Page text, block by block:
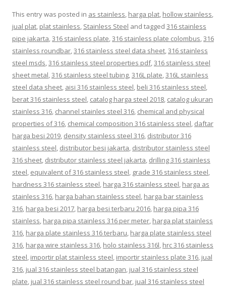
This entry was posted in as stainless, harga plat, hollow stainless,
jual plat, plat stainless, Stainless Steel and tagged 316 stainless
pipe jakarta,316 stainless plate,316 stainless plate colombus,316
stainless roundbar,316 stainless steel data sheet,316 stainless
steel msds,316 stainless steel properties pdf,316 stainless steel
sheet metal,316 stainless steel tubing,316L plate,316L stainless
steel data sheet, aisi 316 stainless steel, beli 316 stainless steel,
berat 316 stainless steel, catalog harga steel 2018, catalog ukuran
stainless 316, channel stainles steel 316, chemical and physical
properties of 316, chemical composition 316 stainless steel, daftar
harga besi 2019, density stainless steel 316, distributor 316
stainless steel, distributor besi jakarta, distributor stainless steel
316 sheet, distributor stainless steel jakarta, drilling 316 stainless
steel, equivalent of 316 stainless steel, grade 316 stainless steel,
hardness 316 stainless steel, harga 316 stainless steel, harga as
stainless 316, harga bahan stainless steel, harga bar stainless
316, harga besi 2017, harga besi terbaru 2016, harga pipa 316
stainless, harga pipa stainless 316 per meter, harga plat stainless
316, harga plate stainless 316 terbaru, harga plate stainless steel
316, harga wire stainless 316, holo stainless 316l, hrc 316 stainless
steel, importir plat stainless steel, importir stainless plate 316, jual
316, jual 316 stainless steel batangan, jual 316 stainless steel
plate, jual 316 stainless steel round bar, jual 316 stainless steel